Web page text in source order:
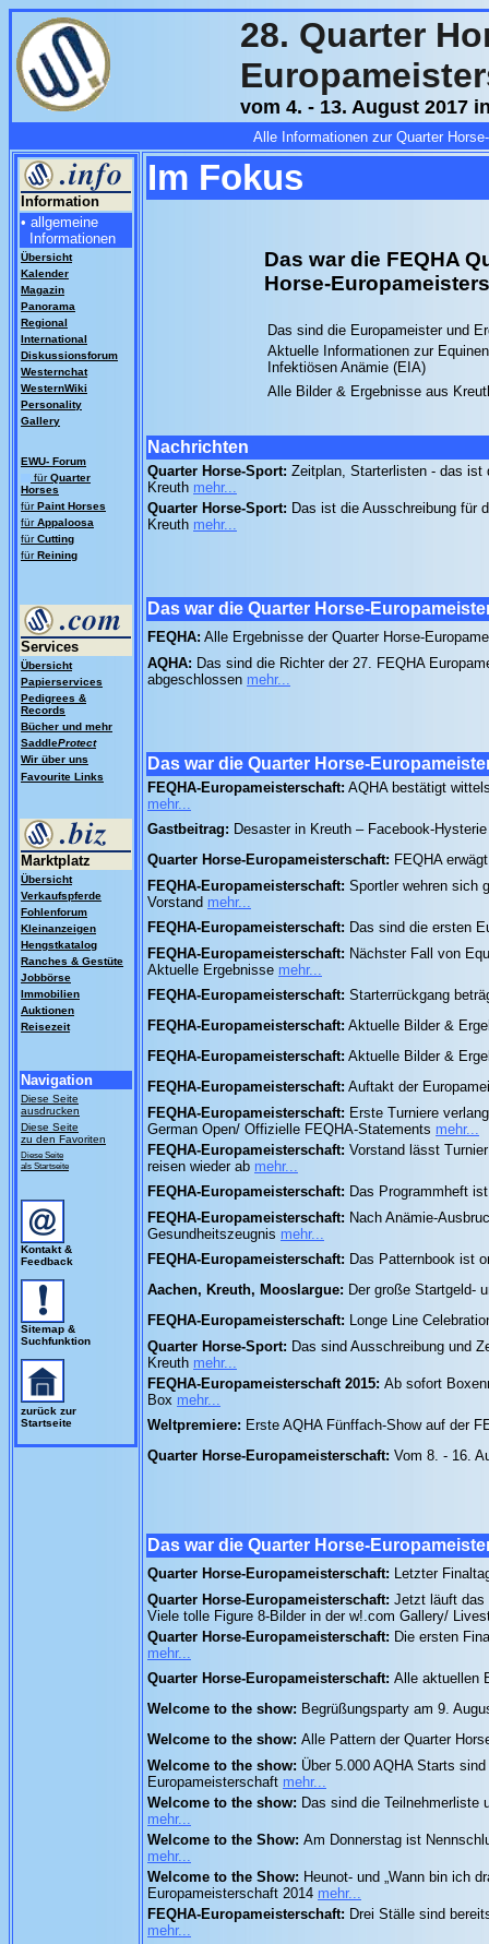
28. Quarter
vom 4. - 13. August 2017
Alle Informationen zur Quarter
Information
• allgemeine
Informationen
Übersicht
Kalender
Magazin
Panorama
Regional
International
Diskussionsforum
Westernchat
WesternWiki
Personality
Gallery
EWU- Forum
fürQuarter
Horses
fürPaint Horses
fürAppaloosa
fürCutting
fürReining
Services
Übersicht
Papierservices
Pedigrees &
Records
Bücher und mehr
SaddleProtect
Wir über uns
Favourite Links
Marktplatz
Übersicht
Verkaufspferde
Fohlenforum
Kleinanzeigen
Hengstkatalog
Ranches & Gestüte
Jobbörse
Immobilien
Auktionen
Reisezeit
Navigation
Diese Seite
ausdrucken
Diese Seite
zu den Favoriten
Diese Seite
als Startseite
Kontakt &
Feedback
Sitemap &
Suchfunktion
zurück zur
Startseite
Im Fokus
Das war die FEQHA
Horse-
Das sind die Europameister und
Aktuelle Informationen zur Equinen
Infektiösen Anämie (EIA)
Alle Bilder & Ergebnisse aus
Nachrichten
Quarter Horse-Sport: Zeitplan, Starterlisten - das ist
Kreuth mehr...
Quarter Horse-Sport: Das ist die Ausschreibung für
Kreuth mehr...
Das war die Quarter Horse-
FEQHA: Alle Ergebnisse der Quarter Horse-
AQHA: Das sind die Richter der 27. FEQHA
abgeschlossen mehr...
Das war die Quarter Horse-
FEQHA-Europameisterschaft: AQHA bestätigt
mehr...
Gastbeitrag: Desaster in Kreuth – Facebook-
Quarter Horse-Europameisterschaft: FEQHA
FEQHA-Europameisterschaft: Sportler wehren sich
Vorstand mehr...
FEQHA-Europameisterschaft: Das sind die ersten
FEQHA-Europameisterschaft: Nächster Fall von
Aktuelle Ergebnisse mehr...
FEQHA-Europameisterschaft: Starterrückgang
FEQHA-Europameisterschaft: Aktuelle Bilder &
FEQHA-Europameisterschaft: Aktuelle Bilder &
FEQHA-Europameisterschaft: Auftakt der
FEQHA-Europameisterschaft: Erste Turniere
German Open/ Offizielle FEQHA-Statements mehr...
FEQHA-Europameisterschaft: Vorstand lässt
reisen wieder ab mehr...
FEQHA-Europameisterschaft: Das Programmheft
FEQHA-Europameisterschaft: Nach Anämie-
Gesundheitszeugnis mehr...
FEQHA-Europameisterschaft: Das Patternbook ist
Aachen, Kreuth, Mooslargue: Der große Startgeld-
FEQHA-Europameisterschaft: Longe Line
Quarter Horse-Sport: Das sind Ausschreibung und
Kreuth mehr...
FEQHA-Europameisterschaft 2015: Ab sofort
Box mehr...
Weltpremiere: Erste AQHA Fünffach-Show auf der
Quarter Horse-Europameisterschaft: Vom 8. - 16.
Das war die Quarter Horse-
Quarter Horse-Europameisterschaft: Letzter
Quarter Horse-Europameisterschaft: Jetzt läuft das
Viele tolle Figure 8-Bilder in der w!.com Gallery/
Quarter Horse-Europameisterschaft: Die ersten
mehr...
Quarter Horse-Europameisterschaft: Alle aktuellen
Welcome to the show: Begrüßungsparty am 9.
Welcome to the show: Alle Pattern der Quarter
Welcome to the show: Über 5.000 AQHA Starts
Europameisterschaft mehr...
Welcome to the show: Das sind die Teilnehmerliste
mehr...
Welcome to the Show: Am Donnerstag ist
mehr...
Welcome to the Show: Heunot- und „Wann bin ich
Europameisterschaft 2014 mehr...
FEQHA-Europameisterschaft: Drei Ställe sind
mehr...